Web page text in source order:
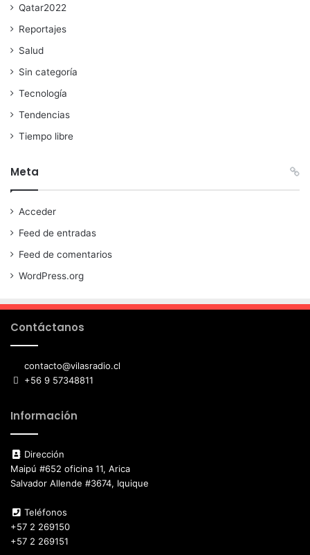
Qatar2022
Reportajes
Salud
Sin categoría
Tecnología
Tendencias
Tiempo libre
Meta
Acceder
Feed de entradas
Feed de comentarios
WordPress.org
Contáctanos
contacto@vilasradio.cl
+56 9 57348811
Información
Dirección
Maipú #652 oficina 11, Arica
Salvador Allende #3674, Iquique
Teléfonos
+57 2 269150
+57 2 269151